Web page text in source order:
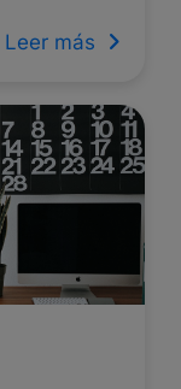
Leer más